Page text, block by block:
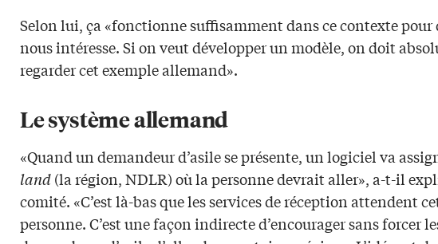
Selon lui, ça «fonctionne suffisamment dans ce contexte pour
nous intéresse. Si on veut développer un modèle, on doit
regarder cet exemple allemand».
Le système allemand
«Quand un demandeur d’asile se présente, un logiciel va
land(la région, NDLR) où la personne devrait aller», a-t-il
comité. «C’est là-bas que les services de réception attendent
personne. C’est une façon indirecte d’encourager sans forcer